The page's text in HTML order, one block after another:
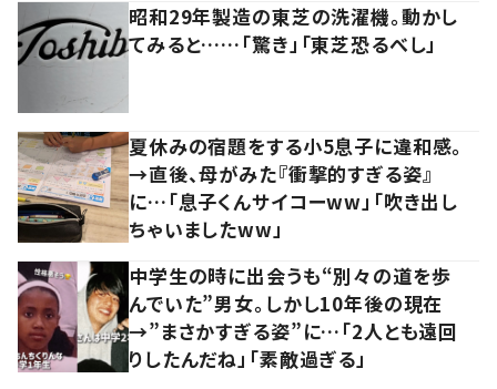
昭和29年製造の東芝の洗濯機。動かし
てみると……「驚き」「東芝恐るべし」
夏休みの宿題をする小5息子に違和感。
→直後、母がみた『衝撃的すぎる姿』
に…「息子くんサイコーww」「吹き出し
ちゃいましたww」
中学生の時に出会うも“別々の道を歩
んでいた”男女。しかし10年後の現在
→”まさかすぎる姿”に…「2人とも遠回
りしたんだね」「素敵過ぎる」